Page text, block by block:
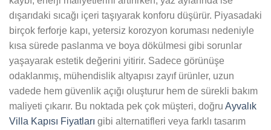
dışarıdaki sıcağı içeri taşıyarak konforu düşürür. Piyasadaki
birçok ferforje kapı, yetersiz korozyon koruması nedeniyle
kısa sürede paslanma ve boya dökülmesi gibi sorunlar
yaşayarak estetik değerini yitirir. Sadece görünüşe
odaklanmış, mühendislik altyapısı zayıf ürünler, uzun
vadede hem güvenlik açığı oluşturur hem de sürekli bakım
maliyeti çıkarır. Bu noktada pek çok müşteri, doğru Ayvalık
Villa Kapısı Fiyatları gibi alternatifleri veya farklı tasarım